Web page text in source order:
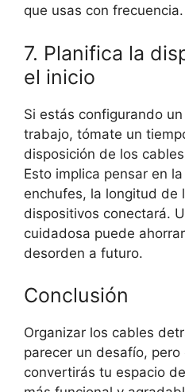
que usas con frecuencia.
7. Planifica la
el inicio
Si estás configurando
trabajo, tómate un
disposición de los
Esto implica pensar en
enchufes, la longitud de
dispositivos conectará.
cuidadosa puede
desorden a futuro.
Conclusión
Organizar los cables
parecer un desafío,
convertirás tu espacio